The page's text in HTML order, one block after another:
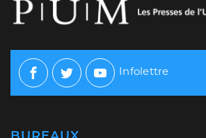
Facebook
TwitterYoutube
Infolettre